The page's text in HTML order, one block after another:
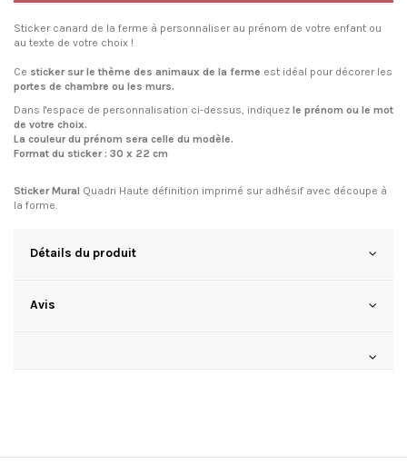
Sticker canard de la ferme à personnaliser au prénom de votre enfant ou
au texte de votre choix !
Ce sticker sur le thème des animaux de la ferme est idéal pour décorer les
portes de chambre ou les murs.
Dans l'espace de personnalisation ci-dessus, indiquez le prénom ou le mot
de votre choix.
La couleur du prénom sera celle du modèle.
Format du sticker : 30 x 22 cm
Sticker Mural Quadri Haute définition imprimé sur adhésif avec découpe à
la forme.
Détails du produit
Avis